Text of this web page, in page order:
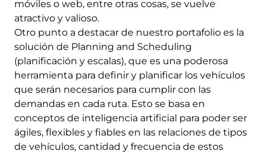
móviles o web, entre otras cosas, se vuelve
atractivo y valioso.
Otro punto a destacar de nuestro portafolio es la
solución de Planning and Scheduling
(planificación y escalas), que es una poderosa
herramienta para definir y planificar los vehículos
que serán necesarios para cumplir con las
demandas en cada ruta. Esto se basa en
conceptos de inteligencia artificial para poder ser
ágiles, flexibles y fiables en las relaciones de tipos
de vehículos, cantidad y frecuencia de estos